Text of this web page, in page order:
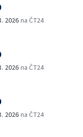
2026 na ČT24
2026 na ČT24
2026 na ČT24